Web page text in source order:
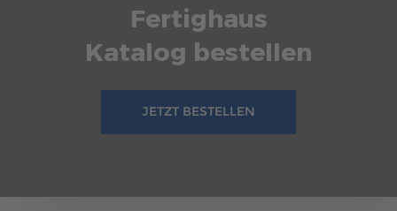
Fertighaus
Katalog bestellen
JETZT BESTELLEN